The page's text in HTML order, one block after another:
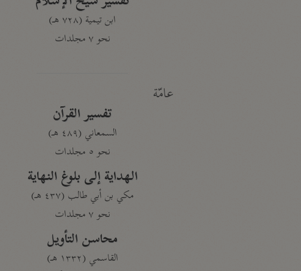
ابن تيمية (٧٢٨ هـ)
نحو ٧ مجلدات
عامّة
تفسير القرآن
السمعاني (٤٨٩ هـ)
نحو ٥ مجلدات
الهداية إلى بلوغ النهاية
مكي بن أبي طالب (٤٣٧ هـ)
نحو ٧ مجلدات
محاسن التأويل
القاسمي (١٣٣٢ هـ)